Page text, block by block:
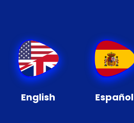
English Español